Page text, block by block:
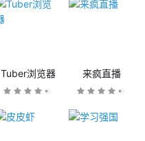
Tuber浏览器 来疯直播